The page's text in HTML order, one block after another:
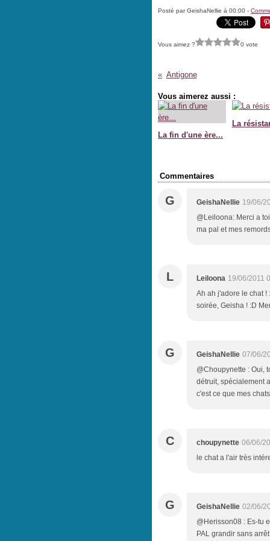
Posté par GeishaNellie à 00:00 -
Vous aimez ? 0 vote
Antigone
Vous aimerez aussi :
La fin d'une ère...
La
Commentaires
G GeishaNellie 19/06/
@Leiloona: Merci a
ma pal et mes
L Leiloona 19/06/2011
Ah ah j'adore le chat
soirée, Geisha ! :D
G GeishaNellie 07/06/
@Choupynette : Oui,
détruit, spécialement
c'est ce que mes
C choupynette 06/06/
le chat a l'air très
G GeishaNellie 02/06/
@Herisson08 : Es-tu
PAL grandir sans